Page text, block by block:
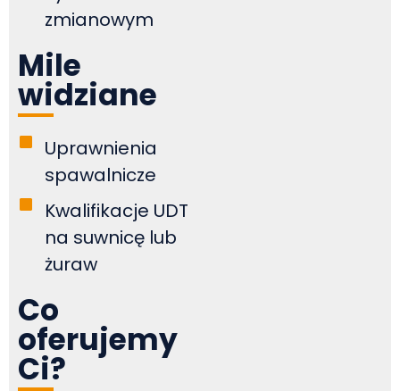
zmianowym
Mile
widziane
Uprawnienia
spawalnicze
Kwalifikacje UDT
na suwnicę lub
żuraw
Co
oferujemy
Ci?